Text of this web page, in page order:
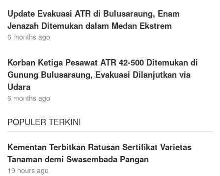
Update Evakuasi ATR di Bulusaraung, Enam
Jenazah Ditemukan dalam Medan Ekstrem
6 months ago
Korban Ketiga Pesawat ATR 42-500 Ditemukan di
Gunung Bulusaraung, Evakuasi Dilanjutkan via
Udara
6 months ago
POPULER TERKINI
Kementan Terbitkan Ratusan Sertifikat Varietas
Tanaman demi Swasembada Pangan
19 hours ago